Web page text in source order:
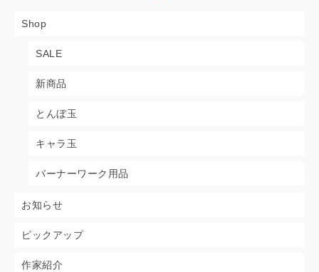
Shop
SALE
新商品
とんぼ玉
キャラ玉
バーナーワーク用品
お知らせ
ピックアップ
作家紹介